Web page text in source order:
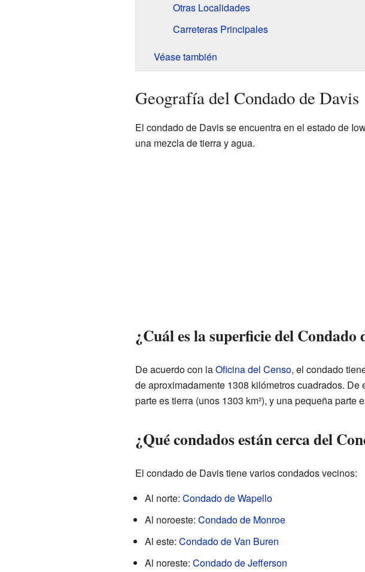
Otras Localidades
Carreteras Principales
Véase también
Geografía del Condado de Davis
El condado de Davis se encuentra en el estado de
una mezcla de tierra y agua.
¿Cuál es la superficie del Condado
De acuerdo con laOficina del Censo, el condado
de aproximadamente 1308 kilómetros cuadrados. De
parte es tierra (unos 1303 km²), y una pequeña parte
¿Qué condados están cerca del
El condado de Davis tiene varios condados vecinos:
Al norte: Condado de Wapello
Al noroeste: Condado de Monroe
Al este: Condado de Van Buren
Al noreste: Condado de Jefferson